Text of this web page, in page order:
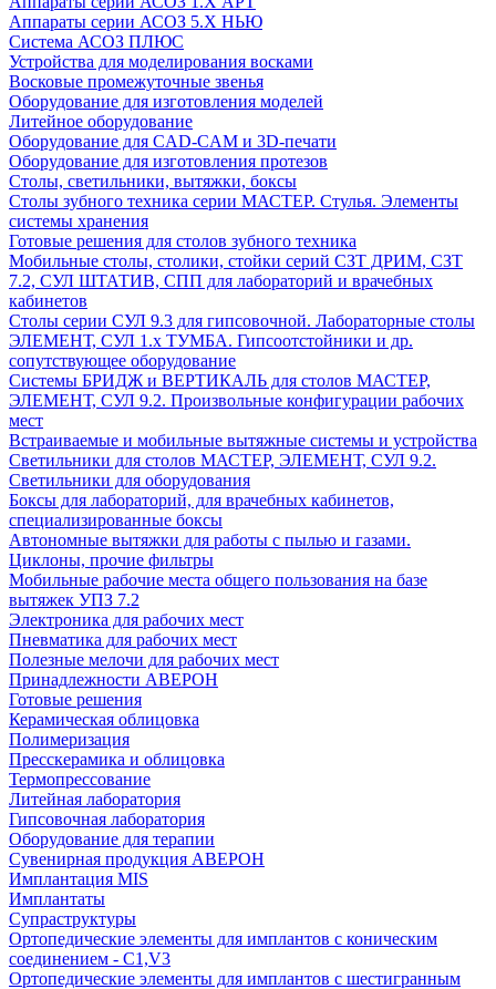
Аппараты серии АСОЗ 5.Х НЬЮ
Система АСОЗ ПЛЮС
Устройства для моделирования восками
Восковые промежуточные звенья
Оборудование для изготовления моделей
Литейное оборудование
Оборудование для CAD-CAM и 3D-печати
Оборудование для изготовления протезов
Cтолы, светильники, вытяжки, боксы
Столы зубного техника серии МАСТЕР. Стулья. Элементы
системы хранения
Готовые решения для столов зубного техника
Мобильные столы, столики, стойки серий СЗТ ДРИМ, СЗТ
7.2, СУЛ ШТАТИВ, СПП для лабораторий и врачебных
кабинетов
Столы серии СУЛ 9.3 для гипсовочной. Лабораторные столы
ЭЛЕМЕНТ, СУЛ 1.х ТУМБА. Гипсоотстойники и др.
сопутствующее оборудование
Системы БРИДЖ и ВЕРТИКАЛЬ для столов МАСТЕР,
ЭЛЕМЕНТ, СУЛ 9.2. Произвольные конфигурации рабочих
мест
Встраиваемые и мобильные вытяжные системы и устройства
Светильники для столов МАСТЕР, ЭЛЕМЕНТ, СУЛ 9.2.
Светильники для оборудования
Боксы для лабораторий, для врачебных кабинетов,
специализированные боксы
Автономные вытяжки для работы с пылью и газами.
Циклоны, прочие фильтры
Мобильные рабочие места общего пользования на базе
вытяжек УПЗ 7.2
Электроника для рабочих мест
Пневматика для рабочих мест
Полезные мелочи для рабочих мест
Принадлежности АВЕРОН
Готовые решения
Керамическая облицовка
Полимеризация
Пресскерамика и облицовка
Термопрессование
Литейная лаборатория
Гипсовочная лаборатория
Оборудование для терапии
Сувенирная продукция АВЕРОН
Имплантация MIS
Имплантаты
Супраструктуры
Ортопедические элементы для имплантов с коническим
соединением - C1,V3
Ортопедические элементы для имплантов с шестигранным